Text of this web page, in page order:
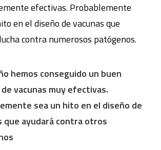
efectivas. Probablemente
en el diseño de vacunas que
contra numerosos patógenos.
hemos conseguido un buen
vacunas muy efectivas.
sea un hito en el diseño de
que ayudará contra otros